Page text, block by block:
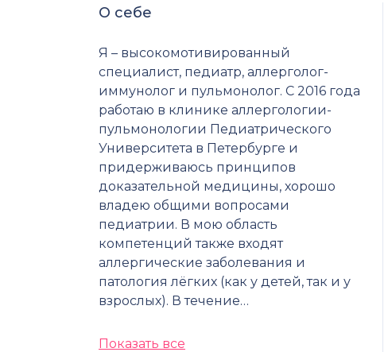
О себе
Я – высокомотивированный
специалист, педиатр, аллерголог-
иммунолог и пульмонолог. С 2016 года
работаю в клинике аллергологии-
пульмонологии Педиатрического
Университета в Петербурге и
придерживаюсь принципов
доказательной медицины, хорошо
владею общими вопросами
педиатрии. В мою область
компетенций также входят
аллергические заболевания и
патология лёгких (как у детей, так и у
взрослых). В течение…
Показать все